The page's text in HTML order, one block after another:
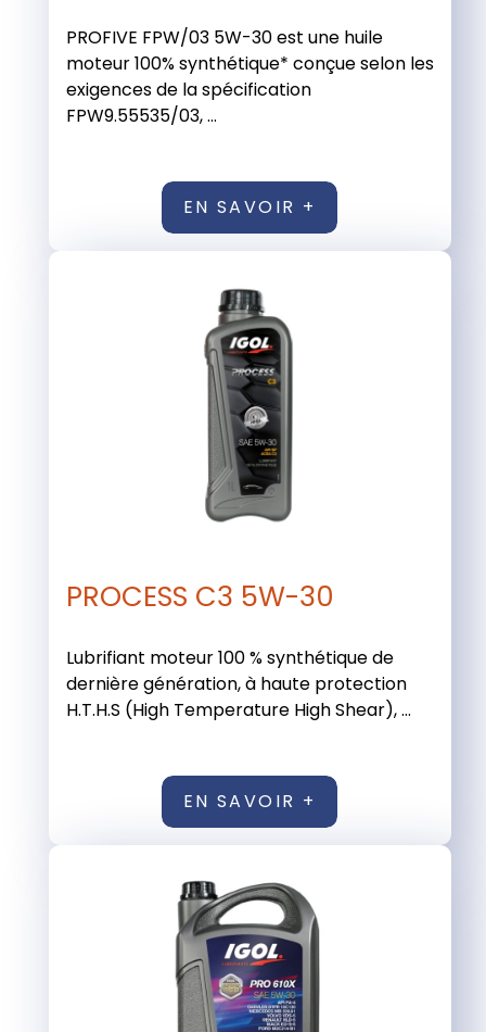
PROFIVE FPW/03 5W-30 est une huile
moteur 100% synthétique* conçue selon les
exigences de la spécification
FPW9.55535/03, ...
EN SAVOIR +
PROCESS C3 5W-30
Lubrifiant moteur 100 % synthétique de
dernière génération, à haute protection
H.T.H.S (High Temperature High Shear), ...
EN SAVOIR +